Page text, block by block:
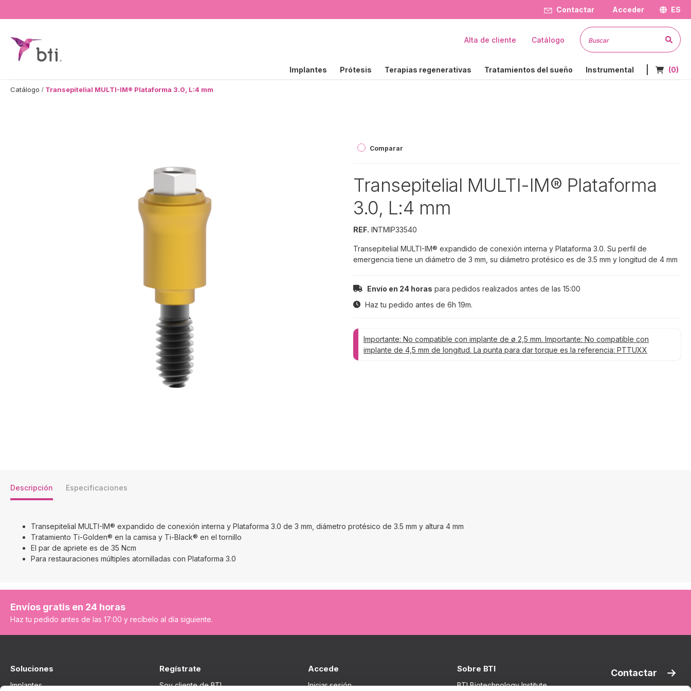
Contactar Acceder ES
BTI - Human Tecnology
Implantes Prótesis Terapias regenerativas Tratamientos del sueño Instrumental Nº de
(0)
Alta de cliente Catálogo
Catálogo Transepitelial MULTI-IM® Plataforma 3.0, L:4 mm
Comparar
Transepitelial MULTI-IM® Plataforma
3.0, L:4 mm
REF. INTMIP33540
Transepitelial MULTI-IM® expandido de conexión interna y Plataforma 3.0. Su perfil de
emergencia tiene un diámetro de 3 mm, su diámetro protésico es de 3.5 mm y longitud de 4 mm
Envío en 24 horas para pedidos realizados antes de las 15:00
Haz tu pedido antes de 6h 19m.
Importante: No compatible con implante de ø 2,5 mm. Importante: No compatible con
implante de 4,5 mm de longitud. La punta para dar torque es la referencia: PTTUXX
Descripción Especificaciones
Transepitelial MULTI-IM® expandido de conexión interna y Plataforma 3.0 de 3 mm, diámetro protésico de 3.5 mm y altura 4 mm
Tratamiento Ti-Golden® en la camisa y Ti-Black® en el tornillo
El par de apriete es de 35 Ncm
Para restauraciones múltiples atornilladas con Plataforma 3.0
Envíos gratis en 24 horas
Haz tu pedido antes de las 17:00 y recíbelo al día siguiente.
Soluciones
Implantes
Regístrate
Soy cliente de BTI
Accede
Iniciar sesión
Sobre BTI
BTI Biotechnology Institute
Contactar